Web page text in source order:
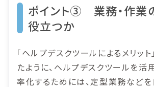
ポイント③ 業務・作業
役立つか
「ヘルプデスクツールによるメリッ
たように、ヘルプデスクツールを活
率化するためには、定型業務など